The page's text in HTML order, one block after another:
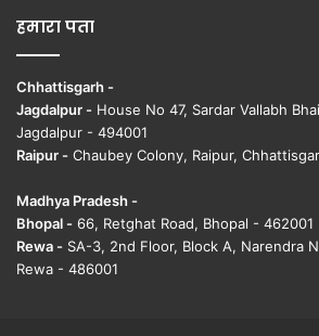
हमारा पता
Chhattisgarh -
Jagdalpur - House No 47, Sardar Vallabh
Jagdalpur - 494001
Raipur - Chaubey Colony, Raipur,
Madhya Pradesh -
Bhopal - 66, Retghat Road, Bhopal - 462001
Rewa - SA-3, 2nd Floor, Block A, Narendra
Rewa - 486001